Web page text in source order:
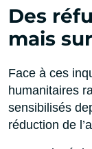
Des
mais
Face à ces
humanitaires
sensibilisés
réduction de